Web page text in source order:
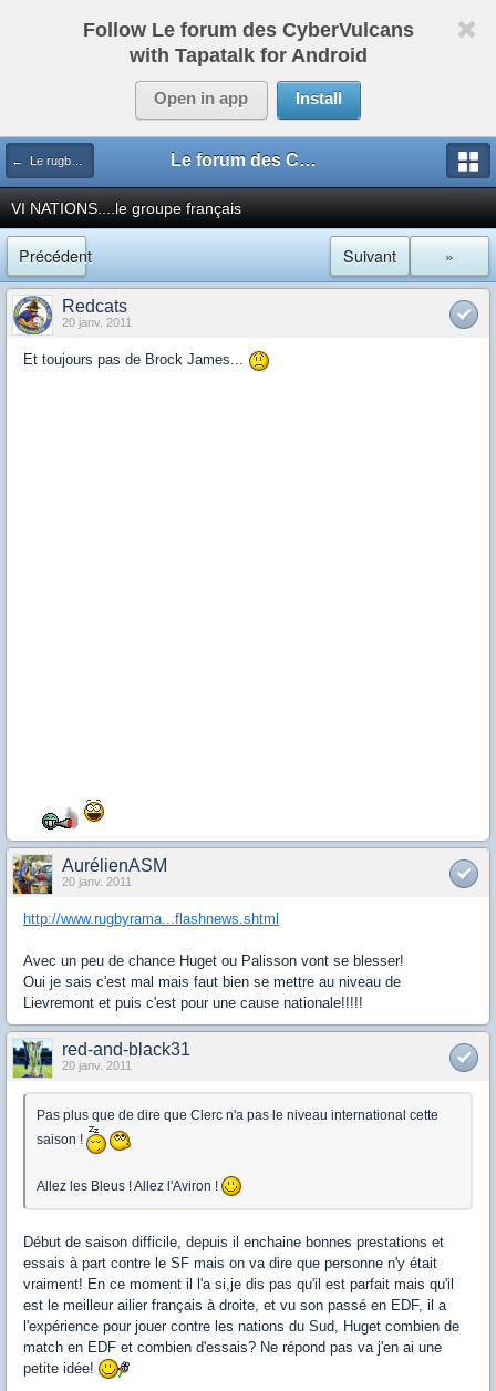
Follow Le forum des CyberVulcans
with Tapatalk for Android
Open in app Install
← Le rugby international Le forum des CyberVulcans
VI NATIONS....le groupe français
Précédent »
Suivant
Redcats
20 janv. 2011
Et toujours pas de Brock James...
AurélienASM
20 janv. 2011
http://www.rugbyrama...flashnews.shtml
Avec un peu de chance Huget ou Palisson vont se blesser!
Oui je sais c'est mal mais faut bien se mettre au niveau de
Lievremont et puis c'est pour une cause nationale!!!!!
red-and-black31
20 janv. 2011
Pas plus que de dire que Clerc n'a pas le niveau international cette
saison !
Allez les Bleus ! Allez l'Aviron !
Début de saison difficile, depuis il enchaine bonnes prestations et
essais à part contre le SF mais on va dire que personne n'y était
vraiment! En ce moment il l'a si,je dis pas qu'il est parfait mais qu'il
est le meilleur ailier français à droite, et vu son passé en EDF, il a
l'expérience pour jouer contre les nations du Sud, Huget combien de
match en EDF et combien d'essais? Ne répond pas va j'en ai une
petite idée!